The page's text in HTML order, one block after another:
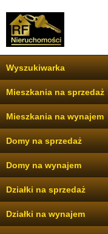
Wyszukiwarka
Mieszkania na sprzedaż
Mieszkania na wynajem
Domy na sprzedaż
Domy na wynajem
Działki na sprzedaż
Działki na wynajem